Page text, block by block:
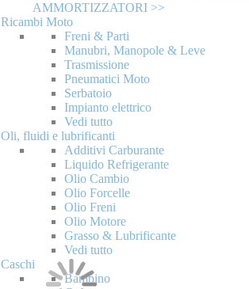
AMMORTIZZATORI >>
Ricambi Moto
Freni & Parti
Manubri, Manopole & Leve
Trasmissione
Pneumatici Moto
Serbatoio
Impianto elettrico
Vedi tutto
Oli, fluidi e lubrificanti
Additivi Carburante
Liquido Refrigerante
Olio Cambio
Olio Forcelle
Olio Freni
Olio Motore
Grasso & Lubrificante
Vedi tutto
Caschi
Bambino